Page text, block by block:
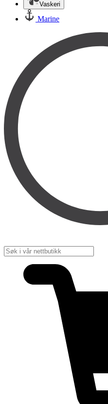
Vaskeri
Marine